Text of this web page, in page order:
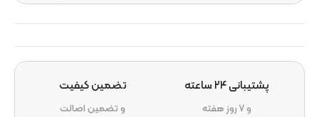
پشتیبانی ۲۴ ساعته
و ۷ روز هفته
تضمین کیفیت
و تضمین اصالت